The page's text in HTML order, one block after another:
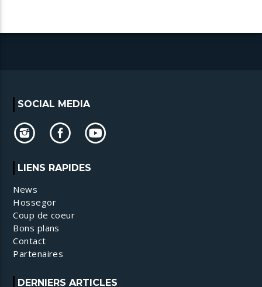
SOCIAL MEDIA
LIENS RAPIDES
News
Hossegor
Coup de coeur
Bons plans
Contact
Partenaires
DERNIERS ARTICLES